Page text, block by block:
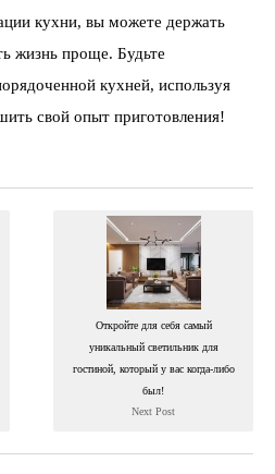
кухни, вы можете держать
жизнь проще. Будьте
кухней, используя
свой опыт приготовления!
Откройте для себя самый
уникальный светильник для
гостиной, который у вас когда-либо
был!
Next Post